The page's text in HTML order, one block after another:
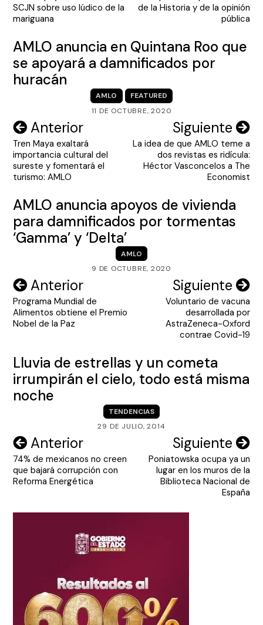
entradas
SCJN sobre uso lúdico de la
mariguana
de la Historia y de la opinión
pública
AMLO anuncia en Quintana Roo que
se apoyará a damnificados por
huracán
AMLO
FEATURED
11 DE OCTUBRE, 2020
Navegación
de
entradas
Anterior
Tren Maya exaltará
importancia cultural del
sureste y fomentará el
turismo: AMLO
Siguiente
La idea de que AMLO teme a
dos revistas es ridícula:
Héctor Vasconcelos a The
Economist
AMLO anuncia apoyos de vivienda
para damnificados por tormentas
‘Gamma’ y ‘Delta’
AMLO
9 DE OCTUBRE, 2020
Navegación
de
entradas
Anterior
Programa Mundial de
Alimentos obtiene el Premio
Nobel de la Paz
Siguiente
Voluntario de vacuna
desarrollada por
AstraZeneca-Oxford
contrae Covid-19
Lluvia de estrellas y un cometa
irrumpirán el cielo, todo está misma
noche
TENDENCIAS
29 DE JULIO, 2014
Navegación
de
entradas
Anterior
74% de mexicanos no creen
que bajará corrupción con
Reforma Energética
Siguiente
Poniatowska ocupa ya un
lugar en los muros de la
Biblioteca Nacional de
España